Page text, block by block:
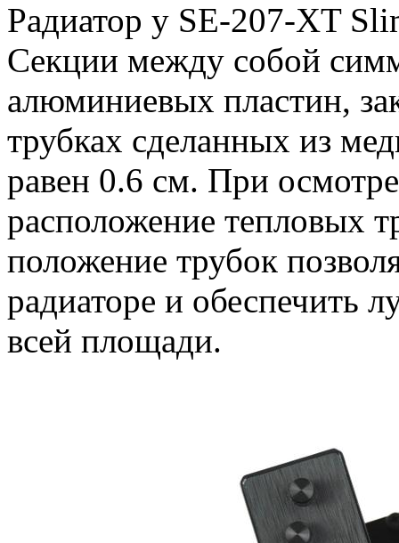
Радиатор у SE-207-XT
Секции между собой
алюминиевых пластин,
трубках сделанных из
равен 0.6 см. При
расположение тепловых
положение трубок
радиаторе и обеспечить
всей площади.